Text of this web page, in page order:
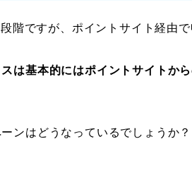
階ですが、 ポイントサイト経由
は基本的にはポイントサイトか
ンはどうなっているでしょうか？